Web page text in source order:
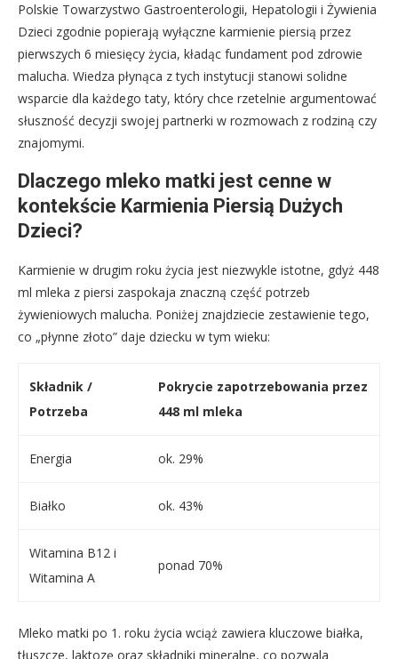
Polskie Towarzystwo Gastroenterologii, Hepatologii i Żywienia
Dzieci zgodnie popierają wyłączne karmienie piersią przez
pierwszych 6 miesięcy życia, kładąc fundament pod zdrowie
malucha. Wiedza płynąca z tych instytucji stanowi solidne
wsparcie dla każdego taty, który chce rzetelnie argumentować
słuszność decyzji swojej partnerki w rozmowach z rodziną czy
znajomymi.
Dlaczego mleko matki jest cenne w
kontekście Karmienia Piersią Dużych
Dzieci?
Karmienie w drugim roku życia jest niezwykle istotne, gdyż 448
ml mleka z piersi zaspokaja znaczną część potrzeb
żywieniowych malucha. Poniżej znajdziecie zestawienie tego,
co „płynne złoto” daje dziecku w tym wieku:
Składnik /
Potrzeba
Pokrycie zapotrzebowania przez
448 ml mleka
Energia ok. 29%
Białko ok. 43%
Witamina B12 i
Witamina A
ponad 70%
Mleko matki po 1. roku życia wciąż zawiera kluczowe białka,
tłuszcze, laktozę oraz składniki mineralne, co pozwala